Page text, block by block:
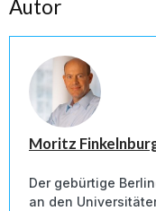
Autor
Moritz
Der gebürtige
an den